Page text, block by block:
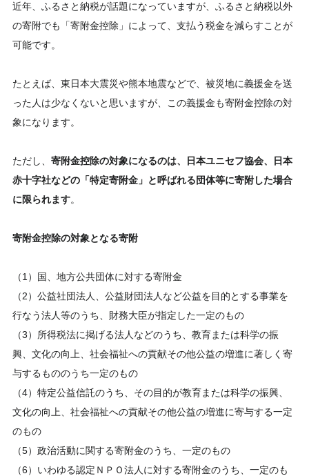
近年、ふるさと納税が話題になっていますが、ふるさと納税以外
の寄附でも「寄附金控除」によって、支払う税金を減らすことが
可能です。
たとえば、東日本大震災や熊本地震などで、被災地に義援金を送
った人は少なくないと思いますが、この義援金も寄附金控除の対
象になります。
ただし、 寄附金控除の対象になるのは、日本ユニセフ協会、日本
赤十字社などの「特定寄附金」と呼ばれる団体等に寄附した場合
に限られます。
寄附金控除の対象となる寄附
（1）国、地方公共団体に対する寄附金
（2）公益社団法人、公益財団法人など公益を目的とする事業を
行なう法人等のうち、財務大臣が指定した一定のもの
（3）所得税法に掲げる法人などのうち、教育または科学の振
興、文化の向上、社会福祉への貢献その他公益の増進に著しく寄
与するもののうち一定のもの
（4）特定公益信託のうち、その目的が教育または科学の振興、
文化の向上、社会福祉への貢献その他公益の増進に寄与する一定
のもの
（5）政治活動に関する寄附金のうち、一定のもの
（6）いわゆる認定ＮＰＯ法人に対する寄附金のうち、一定のも